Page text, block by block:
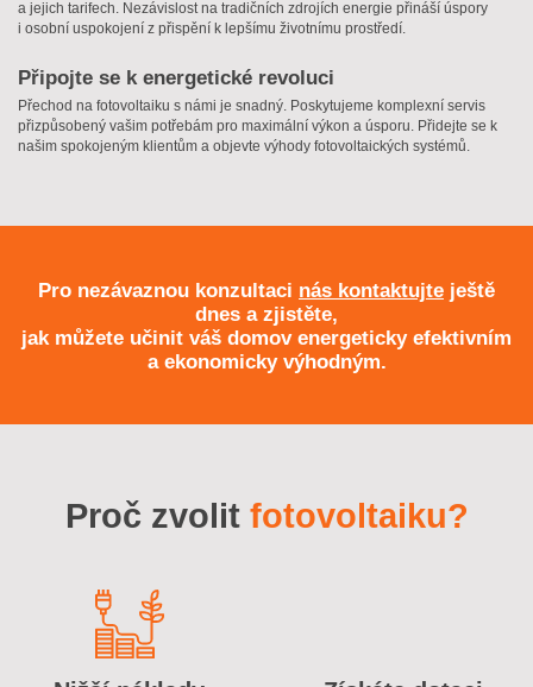
a jejich tarifech. Nezávislost na tradičních zdrojích energie přináší úspory
i osobní uspokojení z přispění k lepšímu životnímu prostředí.
Připojte se k energetické revoluci
Přechod na fotovoltaiku s námi je snadný. Poskytujeme komplexní servis
přizpůsobený vašim potřebám pro maximální výkon a úsporu. Přidejte se k
našim spokojeným klientům a objevte výhody fotovoltaických systémů.
Pro nezávaznou konzultaci nás kontaktujte ještě
dnes a zjistěte,
jak můžete učinit váš domov energeticky efektivním
a ekonomicky výhodným.
Proč zvolit fotovoltaiku?